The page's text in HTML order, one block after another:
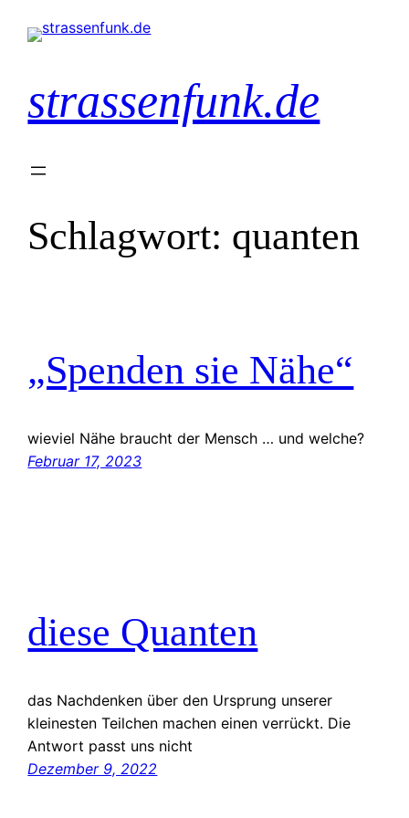
Inhalt
strassenfunk.de
Schlagwort: quanten
„Spenden sie Nähe“
wieviel Nähe braucht der Mensch … und welche?
Februar 17, 2023
diese Quanten
das Nachdenken über den Ursprung unserer
kleinesten Teilchen machen einen verrückt. Die
Antwort passt uns nicht
Dezember 9, 2022